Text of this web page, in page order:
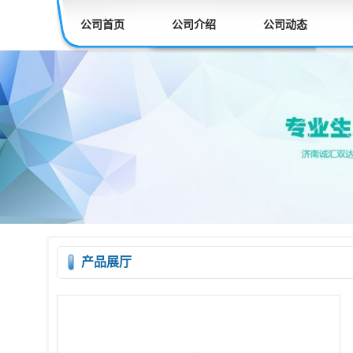
公司首页 公司介绍 公司动态
产品展厅